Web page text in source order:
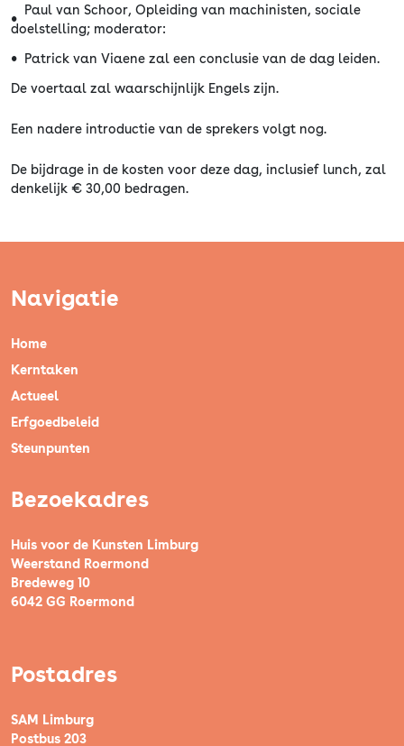
Paul van Schoor, Opleiding van machinisten, sociale
doelstelling; moderator:
Patrick van Viaene zal een conclusie van de dag leiden.
De voertaal zal waarschijnlijk Engels zijn.
Een nadere introductie van de sprekers volgt nog.
De bijdrage in de kosten voor deze dag, inclusief lunch, zal
denkelijk € 30,00 bedragen.
Navigatie
Home
Kerntaken
Actueel
Erfgoedbeleid
Steunpunten
Bezoekadres
Huis voor de Kunsten Limburg
Weerstand Roermond
Bredeweg 10
6042 GG Roermond
Postadres
SAM Limburg
Postbus 203